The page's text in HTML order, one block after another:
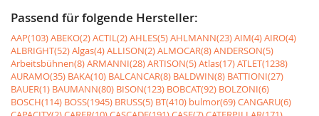
Passend für folgende Hersteller:
AAP(103)ABEKO(2)ACTIL(2)AHLES(5)AHLMANN(23)AIM(4)AIRO(4)
ALBRIGHT(52)Algas(4)ALLISON(2)ALMOCAR(8)ANDERSON(5)
Arbeitsbühnen(8)ARMANNI(28)ARTISON(5)Atlas(17)ATLET(1238)
AURAMO(35) BAKA(10) BALCANCAR(8) BALDWIN(8) BATTIONI(27)
BAUER(1) BAUMANN(80) BISON(123) BOBCAT(92) BOLZONI(6)
BOSCH(114) BOSS(1945) BRUSS(5) BT(410) bulmor(69)CANGARU(6)